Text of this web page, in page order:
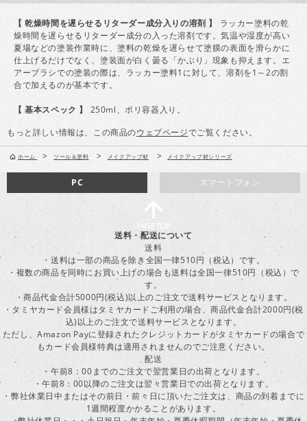
【 乾燥時間を遅らせるリターダー成分入りの溶剤 】 ラッカー塗料の乾
燥時間を遅らせるリターダー成分の入った溶剤です。気温や湿度が高い
夏場などの塗装作業時に、塗料の乾燥を遅らせて塗膜の表面を滑らかに
仕上げるだけでなく、塗装面が白く曇る「かぶり」現象も抑えます。エ
アーブラシでの塗装の際は、ラッカー塗料1に対して、溶剤を1～2の割
合で加えるのが基本です。
【 基本スペック 】 250ml、ポリ容器入り。
もっと詳しい情報は、この商品のウェブページでご覧ください。
ホーム > ツール＆塗料 > メイクアップ材 > メイクアップ材シリーズ
スマートフォン
PC
送料・配送について
送料
・送料は一部の商品を除き全国一律510円（税込）です。
・複数の商品を同時にお買い上げの場合も送料は全国一律510円（税込）で
す。
・商品代金合計5000円(税込)以上のご注文で送料サービスとなります。
・タミヤカード会員様はタミヤカードご利用の場合、商品代金合計2000円(税
込)以上のご注文で送料サービスとなります。
ただし、Amazon Payに登録されたクレジットカードがタミヤカードの場合で
もカード会員様特典は適用されませんのでご注意ください。
配送
・午前8：00までのご注文で翌営業日の出荷となります。
・午前8：00以降のご注文は翌々営業日での出荷となります。
・弊社休業日中またはその前日・前々日に頂いたご注文は、商品の到着までに
1週間程度かかることがあります。